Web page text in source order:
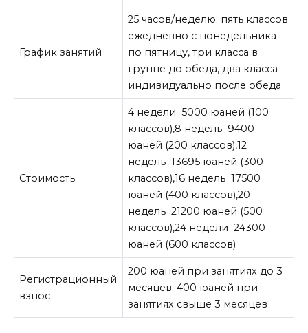
График занятий
25 часов/неделю: пять классов
ежедневно с понедельника
по пятницу, три класса в
группе до обеда, два класса
индивидуально после обеда
Стоимость
4 недели 5000 юаней (100
классов),8 недель 9400
юаней (200 классов),12
недель 13695 юаней (300
классов),16 недель 17500
юаней (400 классов),20
недель 21200 юаней (500
классов),24 недели 24300
юаней (600 классов)
Регистрационный
взнос
200 юаней при занятиях до 3
месяцев; 400 юаней при
занятиях свыше 3 месяцев